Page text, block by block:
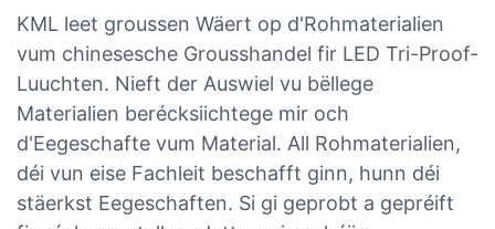
KML leet groussen Wäert op d'Rohmaterialien
vum chinesesche Grousshandel fir LED Tri-Proof-
Luuchten. Nieft der Auswiel vu bëllege
Materialien berécksiichtege mir och
d'Eegeschafte vum Material. All Rohmaterialien,
déi vun eise Fachleit beschafft ginn, hunn déi
stäerkst Eegeschaften. Si gi geprobt a gepréift